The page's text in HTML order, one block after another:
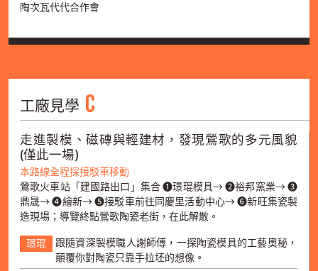
陶次瓦代代合作會
工廠見學 C
走進製模、磁磚與輕建材，發現鶯歌的多元風貌
(僅此一場)
本路線全程採接駁車移動
鶯歌火車站「建國路出口」集合 ➊璟琨模具→ ➋裕邦窯業→ ➌
鼎晟→ ➍繪新→ ➎接駁車前往同慶里活動中心→ ➏新旺集瓷製
造現場；導覽終點鶯歌陶瓷老街，在此解散。
璟琨
跟隨資深製模職人謝師傅，一探陶瓷模具的工藝奧秘，
顛覆你對陶瓷只靠手拉坯的想像。